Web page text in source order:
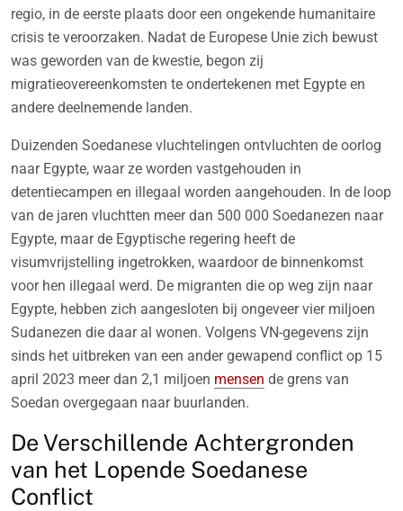
regio, in de eerste plaats door een ongekende humanitaire
crisis te veroorzaken. Nadat de Europese Unie zich bewust
was geworden van de kwestie, begon zij
migratieovereenkomsten te ondertekenen met Egypte en
andere deelnemende landen.
Duizenden Soedanese vluchtelingen ontvluchten de oorlog
naar Egypte, waar ze worden vastgehouden in
detentiecampen en illegaal worden aangehouden. In de loop
van de jaren vluchtten meer dan 500 000 Soedanezen naar
Egypte, maar de Egyptische regering heeft de
visumvrijstelling ingetrokken, waardoor de binnenkomst
voor hen illegaal werd. De migranten die op weg zijn naar
Egypte, hebben zich aangesloten bij ongeveer vier miljoen
Sudanezen die daar al wonen. Volgens VN-gegevens zijn
sinds het uitbreken van een ander gewapend conflict op 15
april 2023 meer dan 2,1 miljoen mensen de grens van
Soedan overgegaan naar buurlanden.
De Verschillende Achtergronden
van het Lopende Soedanese
Conflict